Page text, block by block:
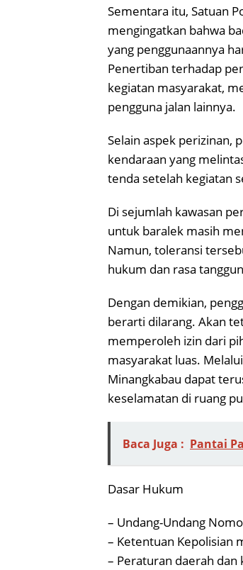
Sementara itu, Satuan
mengingatkan bahwa
yang penggunaannya
Penertiban terhadap
kegiatan masyarakat,
pengguna jalan lainnya.
Selain aspek perizinan,
kendaraan yang
tenda setelah kegiatan
Di sejumlah kawasan
untuk baralek masih
Namun, toleransi
hukum dan rasa
Dengan demikian,
berarti dilarang. Akan
memperoleh izin dari
masyarakat luas.
Minangkabau dapat
keselamatan di ruang
Baca Juga : Pantai
Dasar Hukum
– Undang-Undang
– Ketentuan Kepolisian
– Peraturan daerah